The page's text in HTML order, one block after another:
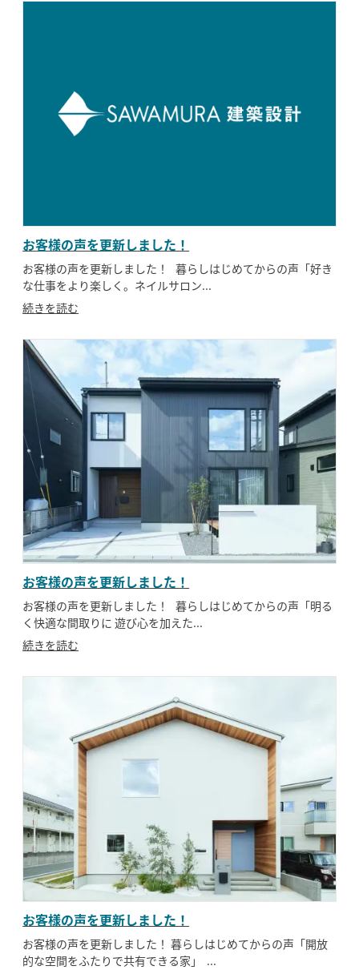
お客様の声を更新しました！
お客様の声を更新しました！ 暮らしはじめてからの声「好き
な仕事をより楽しく。ネイルサロン...
続きを読む
お客様の声を更新しました！
お客様の声を更新しました！ 暮らしはじめてからの声「明る
く快適な間取りに 遊び心を加えた...
続きを読む
お客様の声を更新しました！
お客様の声を更新しました！ 暮らしはじめてからの声「開放
的な空間をふたりで共有できる家」 ...